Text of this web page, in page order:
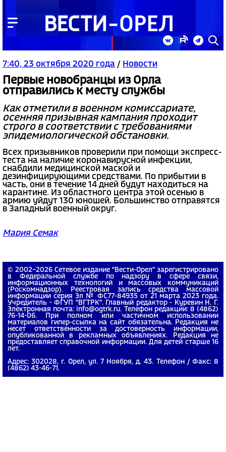
7:40, 23 октября 2020 года / Новости
Первые новобранцы из Орла
отправились к месту службы
Как отметили в военном комиссариате,
осенняя призывная кампания проходит
строго в соответствии с требованиями
эпидемиологической обстановки.
Всех призывников проверили при помощи экспресс-
теста на наличие коронавирусной инфекции,
снабдили медицинской маской и
дезинфицирующими средствами. По прибытии в
часть, они в течение 14 дней будут находиться на
карантине. Из областного центра этой осенью в
армию уйдут 130 юношей. Большинство отправятся
в Западный военный округ.
Мария Семак
© 2002−2026 Сетевое издание "Вести-Орел" зарегистрировано
в Федеральной службе по надзору в сфере связи,
информационных технологий и массовых коммуникаций
(Роскомнадзор). Реестровая запись средства массовой
информации серия Эл № ФС77-84935 от 21 марта 2023 года.
Учредитель - ФГУП "ВГТРК". Главный редактор - Куревин Н. Г.
Электронная почта: info@ogtrk.ru. Телефон редакции: 8 (4862)
76-14-06. При полном или частичном использовании
материалов гипер-ссылка на сайт обязательна. Редакция не
несет ответственности за достоверность информации,
опубликованной в рекламных объявлениях. Редакция не
предоставляет справочной информации. Для детей старше 16
лет.
Адрес: 302028, г. Орел, ул. 7 Ноября, д. 43. Телефон / Факс: 8
(4862) 43-46-71.